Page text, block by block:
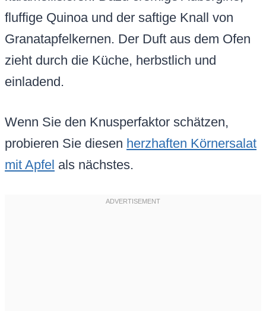
fluffige Quinoa und der saftige Knall von
Granatapfelkernen. Der Duft aus dem Ofen
zieht durch die Küche, herbstlich und
einladend.
Wenn Sie den Knusperfaktor schätzen,
probieren Sie diesen herzhaften Körnersalat
mit Apfel als nächstes.